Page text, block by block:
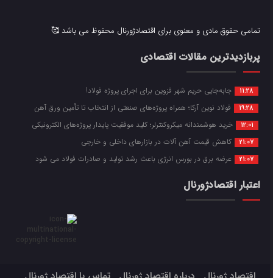
تمامی حقوق مادی و معنوی برای اقتصادژورنال محفوظ می باشد 🥰
پربازدیدترین مقالات اقتصادی
11:28 جابه‌جایی حریم شهر قزوین برای اجرای پروژه فولاد!
19:28 فولاد نوین آرکا؛ همراه پروژه‌های صنعتی از انتخاب تا تأمین ورق آهن
12:01 خرید هوشمندانه میکروکنترلر؛ کلید موفقیت پایدار پروژه‌های الکترونیکی
21:07 کاهش قیمت آهن آلات در بازارهای داخلی و خارجی
21:07 عرضه برق در بورس انرژی باعث رشد تولید و صادرات فولاد می شود
اعتبار اقتصادژورنال